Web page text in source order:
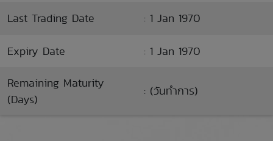
Last Trading Date : 1 Jan 1970
Expiry Date : 1 Jan 1970
Remaining Maturity
(Days)
: (วันทำการ)